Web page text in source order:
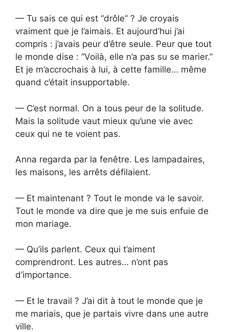
— Tu sais ce qui est “drôle” ? Je croyais
vraiment que je l’aimais. Et aujourd’hui j’ai
compris : j’avais peur d’être seule. Peur que tout
le monde dise : “Voilà, elle n’a pas su se marier.”
Et je m’accrochais à lui, à cette famille… même
quand c’était insupportable.
— C’est normal. On a tous peur de la solitude.
Mais la solitude vaut mieux qu’une vie avec
ceux qui ne te voient pas.
Anna regarda par la fenêtre. Les lampadaires,
les maisons, les arrêts défilaient.
— Et maintenant ? Tout le monde va le savoir.
Tout le monde va dire que je me suis enfuie de
mon mariage.
— Qu’ils parlent. Ceux qui t’aiment
comprendront. Les autres… n’ont pas
d’importance.
— Et le travail ? J’ai dit à tout le monde que je
me mariais, que je partais vivre dans une autre
ville.